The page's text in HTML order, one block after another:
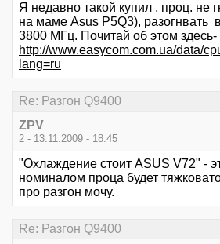
Я недавно такой купил , проц. не
на маме Asus P5Q3), разогнвать
3800 МГц. Почитай об этом здесь-
http://www.easycom.com.ua/data/
lang=ru
Re: Разгон Q9400
ZPV
2 - 13.11.2009 - 18:45
"Охлаждение стоит ASUS V72" -
номиналом проца будет
про разгон мочу.
Re: Разгон Q9400